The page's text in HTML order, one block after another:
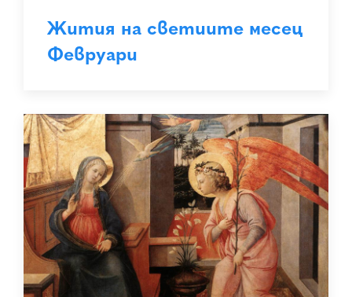
Жития на светиите месец
Февруари